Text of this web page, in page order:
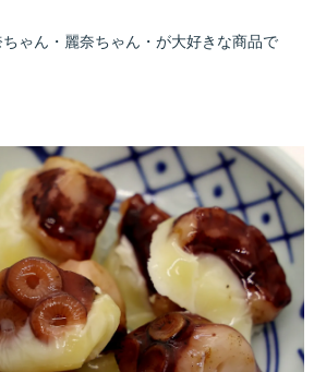
ゃん・麗奈ちゃん・が大好きな商品で